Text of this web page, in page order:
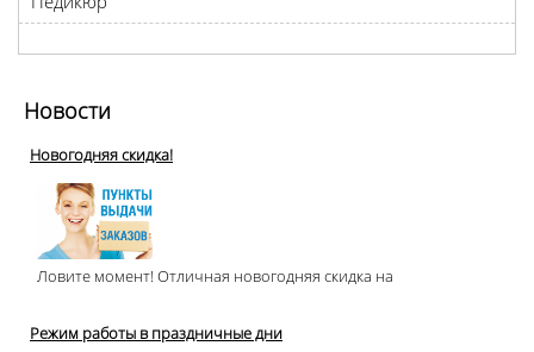
Новости
Новогодняя скидка!
Ловите момент! Отличная новогодняя скидка на
Режим работы в праздничные дни